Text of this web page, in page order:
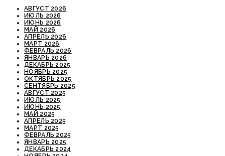
АВГУСТ 2026
ИЮЛЬ 2026
ИЮНЬ 2026
МАЙ 2026
АПРЕЛЬ 2026
МАРТ 2026
ФЕВРАЛЬ 2026
ЯНВАРЬ 2026
ДЕКАБРЬ 2025
НОЯБРЬ 2025
ОКТЯБРЬ 2025
СЕНТЯБРЬ 2025
АВГУСТ 2025
ИЮЛЬ 2025
ИЮНЬ 2025
МАЙ 2025
АПРЕЛЬ 2025
МАРТ 2025
ФЕВРАЛЬ 2025
ЯНВАРЬ 2025
ДЕКАБРЬ 2024